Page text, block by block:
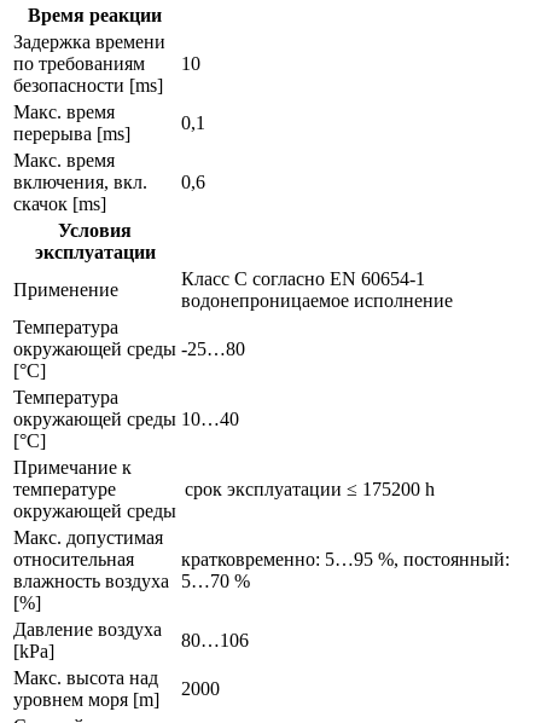
Время реакции
Задержка времени
по требованиям
безопасности [ms]
10
Макс. время
перерыва [ms]
0,1
Макс. время
включения, вкл.
скачок [ms]
0,6
Условия
эксплуатации
Применение
Класс C согласно EN 60654-1
водонепроницаемое исполнение
Температура
окружающей среды
[°C]
-25…80
Температура
окружающей среды
[°C]
10…40
Примечание к
температуре
окружающей среды
срок эксплуатации ≤ 175200 h
Макс. допустимая
относительная
влажность воздуха
[%]
кратковременно: 5…95 %, постоянный:
5…70 %
Давление воздуха
[kPa]
80…106
Макс. высота над
уровнем моря [m]
2000